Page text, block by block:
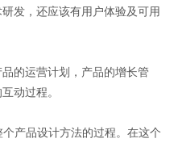
发，还应该有用户体验及可用
的运营计划，产品的增长管
动过程。
产品设计方法的过程。在这个